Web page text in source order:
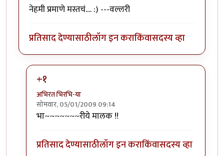
नेहमी प्रमाणे मस्तचं.... :) ---वल्लरी
प्रतिसाद देण्यासाठीलॉग इन कराकिंवासदस्य व्हा
+१
अभिरत भिरभि-या
सोमवार, 05/01/2009 09:14
In reply toख ल्लास!byवल्लरी
भा~~~~~~~रीये मालक !!
प्रतिसाद देण्यासाठीलॉग इन कराकिंवासदस्य व्हा